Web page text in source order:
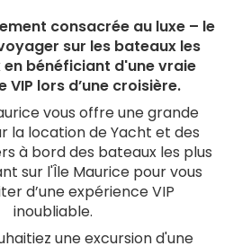
consacrée au luxe – le
sur les bateaux les
en bénéficiant d'une vraie
VIP lors d’une croisière.
vous offre une grande
la location de Yacht et des
à bord des bateaux les plus
sur l'Île Maurice pour vous
d’une expérience VIP
inoubliable.
une excursion d'une